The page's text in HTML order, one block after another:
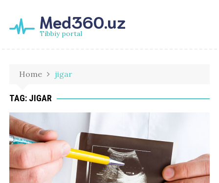
Med360.uz
Tibbiy portal
Home jigar
TAG: JIGAR